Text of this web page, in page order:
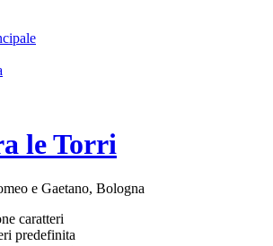
le Torri
e Gaetano, Bologna